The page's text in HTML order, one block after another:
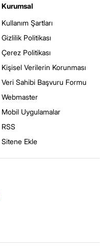
Kurumsal
Kullanım Şartları
Gizlilik Politikası
Çerez Politikası
Kişisel Verilerin Korunması
Veri Sahibi Başvuru Formu
Webmaster
Mobil Uygulamalar
RSS
Sitene Ekle